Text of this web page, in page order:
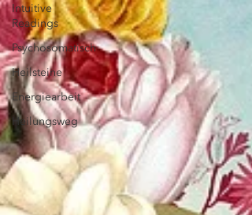
Intuitive
Readings
Psychosomatisch
Heilsteine
Energiearbeit
Heilungsweg